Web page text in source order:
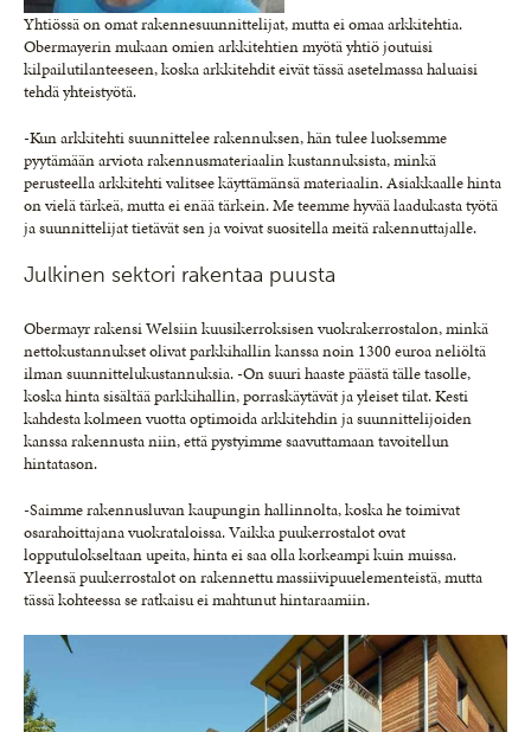
Yhtiössä on omat rakennesuunnittelijat, mutta ei omaa arkkitehtia.
Obermayerin mukaan omien arkkitehtien myötä yhtiö joutuisi
kilpailutilanteeseen, koska arkkitehdit eivät tässä asetelmassa haluaisi
tehdä yhteistyötä.
-Kun arkkitehti suunnittelee rakennuksen, hän tulee luoksemme
pyytämään arviota rakennusmateriaalin kustannuksista, minkä
perusteella arkkitehti valitsee käyttämänsä materiaalin. Asiakkaalle hinta
on vielä tärkeä, mutta ei enää tärkein. Me teemme hyvää laadukasta työtä
ja suunnittelijat tietävät sen ja voivat suositella meitä rakennuttajalle.
Julkinen sektori rakentaa puusta
Obermayr rakensi Welsiin kuusikerroksisen vuokrakerrostalon, minkä
nettokustannukset olivat parkkihallin kanssa noin 1300 euroa neliöltä
ilman suunnittelukustannuksia. -On suuri haaste päästä tälle tasolle,
koska hinta sisältää parkkihallin, porraskäytävät ja yleiset tilat. Kesti
kahdesta kolmeen vuotta optimoida arkkitehdin ja suunnittelijoiden
kanssa rakennusta niin, että pystyimme saavuttamaan tavoitellun
hintatason.
-Saimme rakennusluvan kaupungin hallinnolta, koska he toimivat
osarahoittajana vuokrataloissa. Vaikka puukerrostalot ovat
lopputulokseltaan upeita, hinta ei saa olla korkeampi kuin muissa.
Yleensä puukerrostalot on rakennettu massiivipuuelementeistä, mutta
tässä kohteessa se ratkaisu ei mahtunut hintaraamiin.